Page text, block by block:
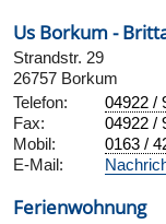
Us Borkum -
Strandstr. 29
26757 Borkum
Telefon:
04922 /
Fax:
04922 /
Mobil:
0163 /
E-Mail:
Ferienwohnung